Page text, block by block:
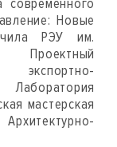
современного
Новые
РЭУ им.
Проектный
мастерская